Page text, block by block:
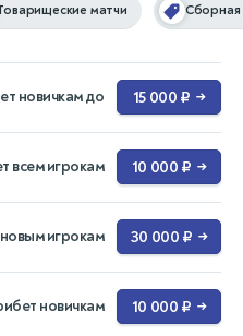
матчи Сборная
новичкам до 15 000 ₽ →
всем игрокам 10 000 ₽ →
игрокам 30 000 ₽ →
новичкам 10 000 ₽ →